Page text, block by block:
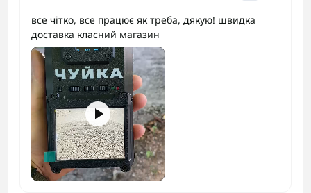
все чітко, все працює як треба, дякую! швидка
доставка класний магазин